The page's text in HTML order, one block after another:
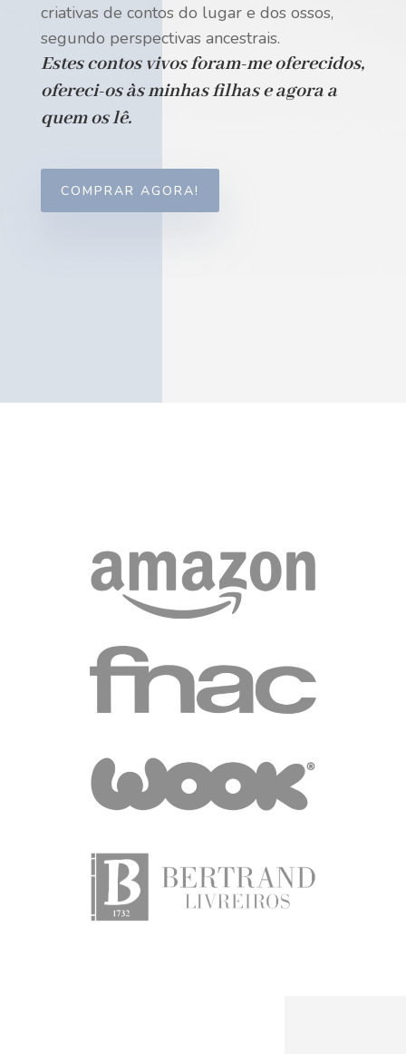
criativas de contos do lugar e dos ossos,
segundo perspectivas ancestrais.
Estes contos vivos foram-me oferecidos,
ofereci-os às minhas filhas e agora a
quem os lê.
COMPRAR AGORA!